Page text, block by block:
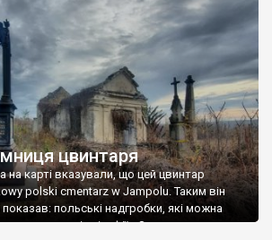
цвинтаря
на карті вказували, що цей цвинтар
polski cmentarz w Jampolu. Таким він
показав: польські надгробки, які можна
польські епітафії… Загалом цвинтар